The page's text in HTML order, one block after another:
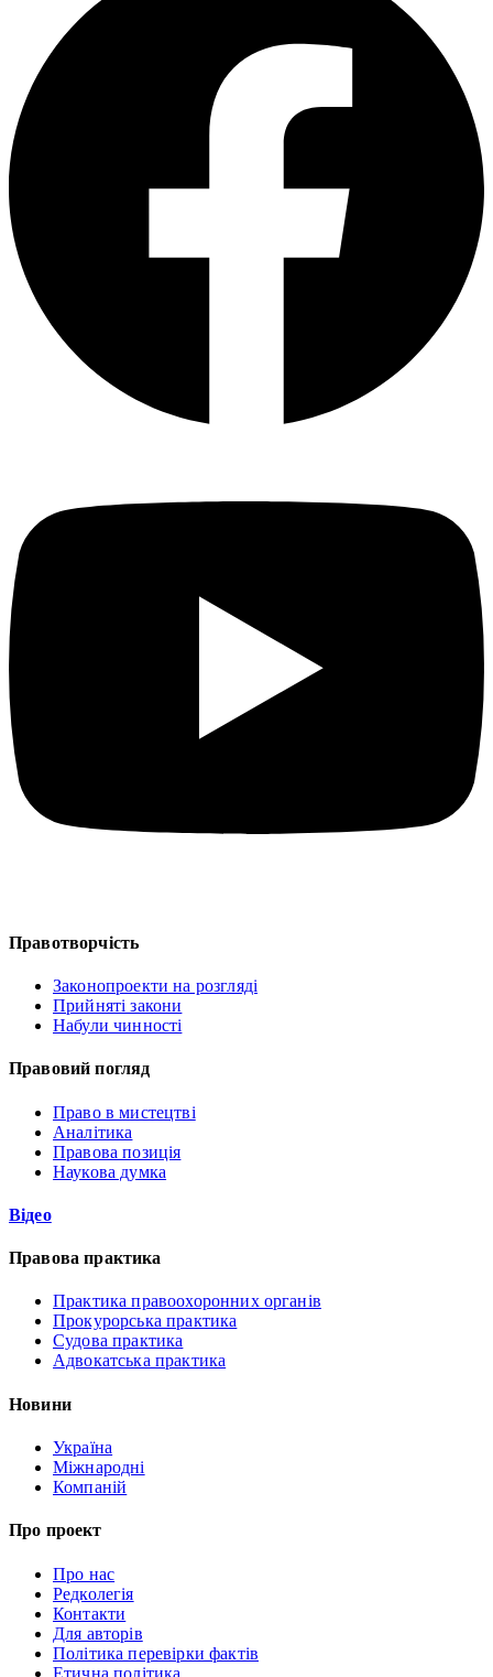
Правотворчість
Законопроекти на розгляді
Прийняті закони
Набули чинності
Правовий погляд
Право в мистецтві
Аналітика
Правова позиція
Наукова думка
Відео
Правова практика
Практика правоохоронних органів
Прокурорська практика
Судова практика
Адвокатська практика
Новини
Україна
Міжнародні
Компаній
Про проект
Про нас
Редколегія
Контакти
Для авторів
Політика перевірки фактів
Етична політика